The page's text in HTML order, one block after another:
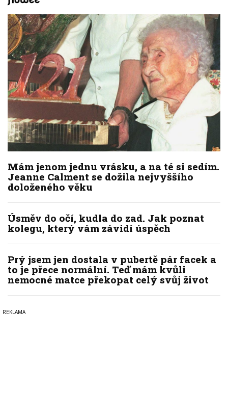
Mám jenom jednu vrásku, a na té si sedím.
Jeanne Calment se dožila nejvyššího
doloženého věku
Úsměv do očí, kudla do zad. Jak poznat
kolegu, který vám závidí úspěch
Prý jsem jen dostala v pubertě pár facek a
to je přece normální. Teď mám kvůli
nemocné matce překopat celý svůj život